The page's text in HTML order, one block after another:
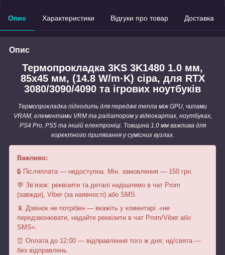
Опис Характеристики Відгуки про товар Доставка
Опис
Термопрокладка 3KS 3K1480 1.0 мм,
85x45 мм, (14.8 W/m·K) сіра, для RTX
3080/3090/4090 та ігрових ноутбуків
Термопрокладка підходить для передачі тепла між GPU, чипами
VRAM, елементами VRM та радіатором у відеокартах, ноутбуках,
PS4 Pro, PS5 та іншій електроніці. Товщина 1.0 мм важлива для
коректного прилягання у сумісних вузлах.
Важливо:
🔒 Післяплата — недоступна. Мін. замовлення — 150 грн.
💬 Зв’язок: реквізити та деталі надішлемо в чат Prom
(завжди), Viber (за наявності) або SMS.
📵 Дзвінок не потрібен — вкажіть у коментарі: «не
передзвонювати, надайте реквізити в чат Prom/Viber або
SMS».
⏰ Оплата до 12:00 — відправлення того ж дня; нд/свята —
без відправлень.